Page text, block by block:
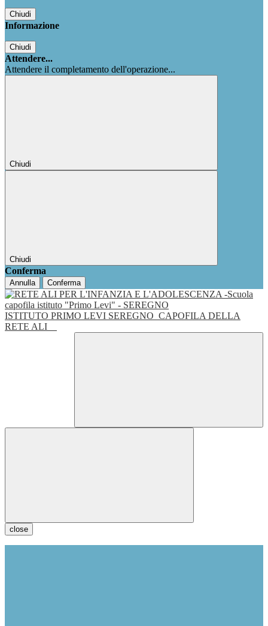
Chiudi
Informazione
Chiudi
Attendere...
Attendere il completamento dell'operazione...
Chiudi
Chiudi
Conferma
Annulla Conferma
ISTITUTO PRIMO LEVI SEREGNO CAPOFILA DELLA
RETE ALI
close